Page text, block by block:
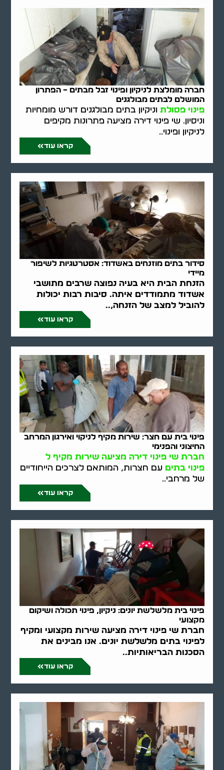
חברה מומלצת לניקיון ופינוי זבל מבתים – הפתרון
המושלם לבתים מבולגנים
פינוי פסולת וניקיון בתים מבולגנים דורש מומחיות
וניסיון. שי פינוי דירה מציעה פתרונות מקיפים
לניקיון ופינוי..
קראו עוד
סידור בתים מוזנחים באשדוד: אסטרטגיות לשיפור
מיידי
הזנחת הבית היא בעיה נפוצה שרבים מתושבי
אשדוד מתמודדים איתה. סיבות רבות יכולות
להוביל למצב של הזנחה,..
קראו עוד
פינוי בית עם חצר: שירות מקיף לניקוי ואירגון המרחב
החיצוני והפנימי
חברת שי פינוי דירה מציעה שירות מקיף ל
פינוי בתים עם חצרות, המותאם לצרכים הייחודיים
של מרחבי..
קראו עוד
פינוי בית מלשלשת יונים: ניקיון, פינוי תכולה ושיקום
מקצועי
חברת שי פינוי דירה מציעה שירות מקצועי ומקיף
לפינוי בתים מלשלשת יונים. אנו מבינים את
הסכנות הבריאותיות..
קראו עוד